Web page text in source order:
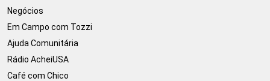
Negócios
Em Campo com Tozzi
Ajuda Comunitária
Rádio AcheiUSA
Café com Chico